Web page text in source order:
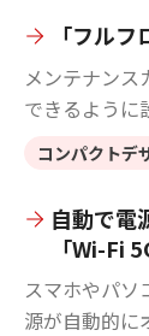
「フル
メンテナンス
できるように
コンパクトデ
自動で電
「Wi-Fi
スマホやパソ
源が自動的に